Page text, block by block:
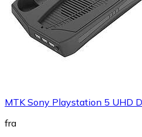
MTK Sony Playstation 5 UHD
fra